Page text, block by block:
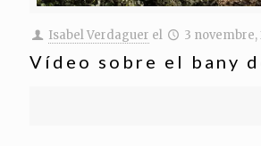
Isabel Verdaguer el 3 novembre,
Vídeo sobre el bany